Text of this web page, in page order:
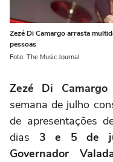
Zezé Di Camargo arrasta
pessoas
Foto: The Music Journal
Zezé Di Camargo
semana de julho
de apresentações
dias 3 e 5 de
Governador